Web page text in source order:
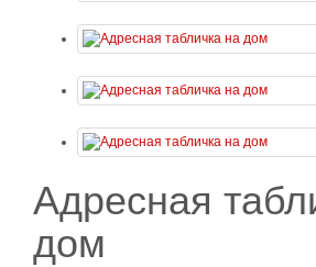
Адресная
дом